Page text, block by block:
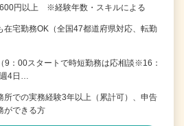
円以上 ※経験年数・スキルによる
在宅勤務OK（全国47都道府県対応、転勤
9：00スタートで時短勤務は応相談※16：
4日…
所での実務経験3年以上（累計可）、申告
ができる方